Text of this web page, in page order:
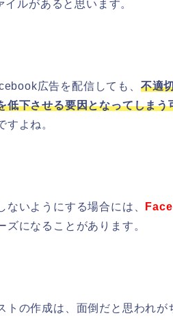
イルがあると思います。
広告を配信しても、 不適
低下させる要因となってしまう
すよね。
ないようにする場合には、
ズになることがあります。
トの作成は、面倒だと思われ